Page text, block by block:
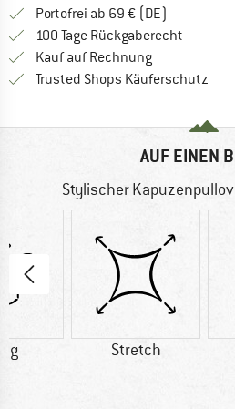
Portofrei ab 69 € (DE)
100 Tage Rückgaberecht
Kauf auf RechnungFinde die
Trusted Shops Käuferschutz
AUF EINEN
Stylischer
g Stretch